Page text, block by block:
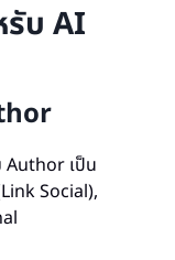
รับ AI
เป็น
Social),